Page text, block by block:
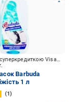
До -10% з суперкредиткою Visa Вигода
Barbuda
1 л
1